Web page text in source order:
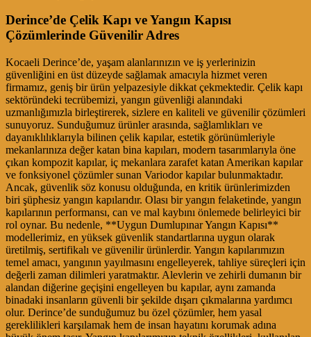
Derince’de Çelik Kapı ve Yangın Kapısı
Çözümlerinde Güvenilir Adres
Kocaeli Derince’de, yaşam alanlarınızın ve iş yerlerinizin
güvenliğini en üst düzeyde sağlamak amacıyla hizmet veren
firmamız, geniş bir ürün yelpazesiyle dikkat çekmektedir. Çelik kapı
sektöründeki tecrübemizi, yangın güvenliği alanındaki
uzmanlığımızla birleştirerek, sizlere en kaliteli ve güvenilir çözümleri
sunuyoruz. Sunduğumuz ürünler arasında, sağlamlıkları ve
dayanıklılıklarıyla bilinen çelik kapılar, estetik görünümleriyle
mekanlarınıza değer katan bina kapıları, modern tasarımlarıyla öne
çıkan kompozit kapılar, iç mekanlara zarafet katan Amerikan kapılar
ve fonksiyonel çözümler sunan Variodor kapılar bulunmaktadır.
Ancak, güvenlik söz konusu olduğunda, en kritik ürünlerimizden
biri şüphesiz yangın kapılarıdır. Olası bir yangın felaketinde, yangın
kapılarının performansı, can ve mal kaybını önlemede belirleyici bir
rol oynar. Bu nedenle, **Uygun Dumlupınar Yangın Kapısı**
modellerimiz, en yüksek güvenlik standartlarına uygun olarak
üretilmiş, sertifikalı ve güvenilir ürünlerdir. Yangın kapılarımızın
temel amacı, yangının yayılmasını engelleyerek, tahliye süreçleri için
değerli zaman dilimleri yaratmaktır. Alevlerin ve zehirli dumanın bir
alandan diğerine geçişini engelleyen bu kapılar, aynı zamanda
binadaki insanların güvenli bir şekilde dışarı çıkmalarına yardımcı
olur. Derince’de sunduğumuz bu özel çözümler, hem yasal
gereklilikleri karşılamak hem de insan hayatını korumak adına